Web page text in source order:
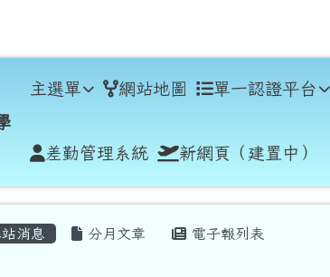
民小學
主選單 網站地圖 單一認證平台
差勤管理系統 新網頁（建置中）
容區域
消息 分月文章 電子報列表